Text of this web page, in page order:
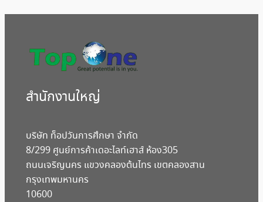
สํานักงานใหญ่
บริษัท ท็อปวันการศึกษา จำกัด
8/299 ศูนย์การค้าเดอะไลท์เฮาส์ ห้อง305
ถนนเจริญนคร แขวงคลองต้นไทร เขตคลองสาน
กรุงเทพมหานคร
10600